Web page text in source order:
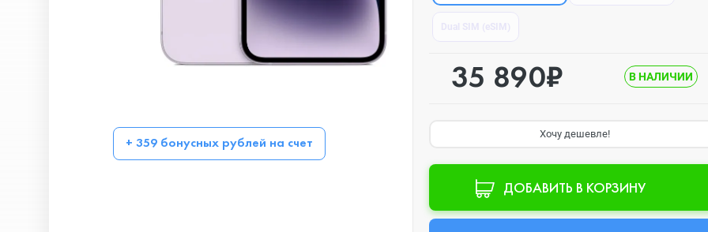
+ 359 бонусных рублей на счет
35 890₽ В НАЛИЧИИ
Хочу дешевле!
ДОБАВИТЬ В КОРЗИНУ